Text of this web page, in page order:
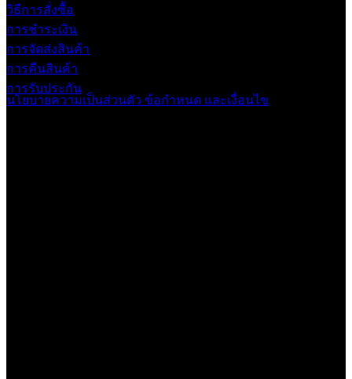
วิธีการสั่งซื้อ
การชำระเงิน
การจัดส่งสินค้า
การคืนสินค้า
การรับประกัน
นโยบายความเป็นส่วนตัว ข้อกำหนด และเงื่อนไข